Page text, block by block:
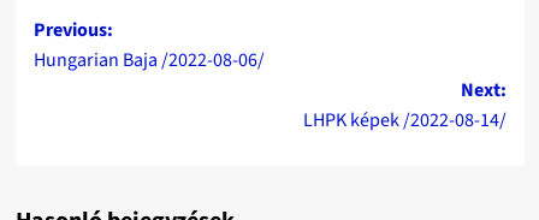
Post
navigation
Previous:
Hungarian Baja /2022-08-06/
Next:
LHPK képek /2022-08-14/